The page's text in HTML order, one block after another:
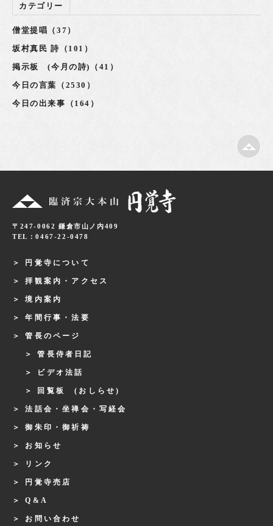
カテゴリー
僧堂提唱（37）
坂村真民 詩（101）
掲示板 (今月の詩)（41）
今日の言葉（2530）
今日の出来事（164）
〒247-0062 鎌倉市山ノ内409
TEL：0467-22-0478
円覚寺について
拝観案内・アクセス
境内案内
年間行事・法要
管長のページ
管長侍者日記
ビデオ法話
回覧板 (おしらせ)
法話会・坐禅会・写経会
御朱印・御祈祷
お知らせ
リンク
円覚寺売店
Q&A
お問い合わせ